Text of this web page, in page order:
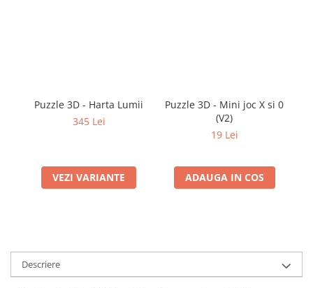
Puzzle 3D - Harta Lumii
345 Lei
VEZI VARIANTE
Puzzle 3D - Mini joc X si 0
(V2)
19 Lei
ADAUGA IN COS
Descriere